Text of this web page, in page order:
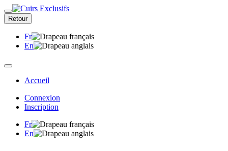
Retour
Fr
En
Accueil
Connexion
Inscription
Fr
En